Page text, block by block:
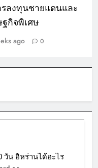
ลงทุนชายแดนและ
กิจพิเศษ
ago 0
วัน อิหร่านได้อะไร